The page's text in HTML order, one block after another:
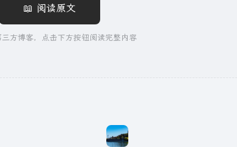
📖 阅读原文
三方博客，点击下方按钮阅读完整内容